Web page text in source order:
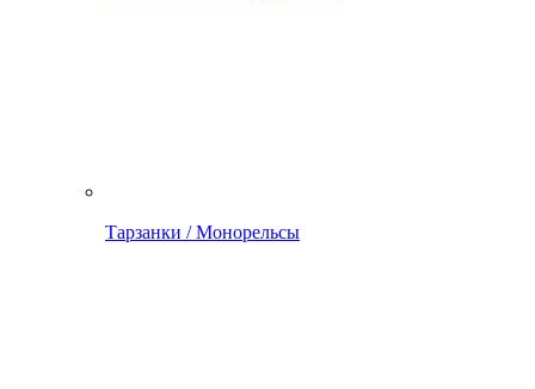
Тарзанки / Монорельсы